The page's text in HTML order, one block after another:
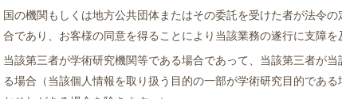
国の機関もしくは地方公共団体またはその委託を受けた者が法令
合であり、お客様の同意を得ることにより当該業務の遂行に支障を
当該第三者が学術研究機関等である場合であって、当該第三者が
る場合（当該個人情報を取り扱う目的の一部が学術研究目的であ